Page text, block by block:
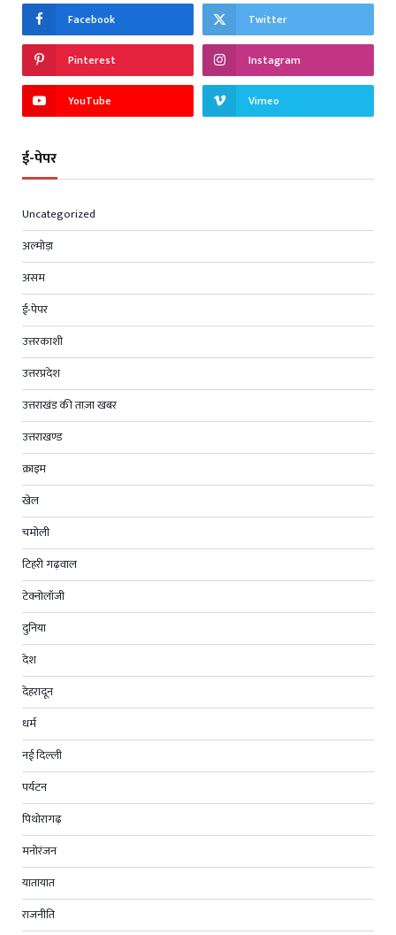
Facebook Twitter
Pinterest Instagram
YouTube Vimeo
ई-पेपर
Uncategorized
अल्मोड़ा
असम
ई-पेपर
उत्तरकाशी
उत्तरप्रदेश
उत्तराखंड की ताज़ा खबर
उत्तराखण्ड
क्राइम
खेल
चमोली
टिहरी गढ़वाल
टेक्नोलॉजी
दुनिया
देश
देहरादून
धर्म
नई दिल्ली
पर्यटन
पिथोरागढ़
मनोरंजन
यातायात
राजनीति